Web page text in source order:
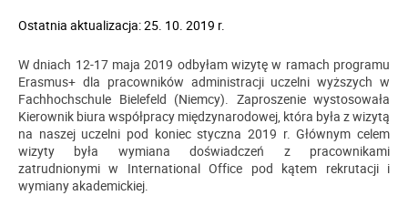
Ostatnia aktualizacja: 25. 10. 2019 r.
W dniach 12-17 maja 2019 odbyłam wizytę w ramach programu
Erasmus+ dla pracowników administracji uczelni wyższych w
Fachhochschule Bielefeld (Niemcy). Zaproszenie wystosowała
Kierownik biura współpracy międzynarodowej, która była z wizytą
na naszej uczelni pod koniec styczna 2019 r. Głównym celem
wizyty była wymiana doświadczeń z pracownikami
zatrudnionymi w International Office pod kątem rekrutacji i
wymiany akademickiej.